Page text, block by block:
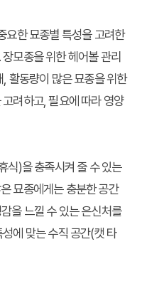
요한 묘종별 특성을 고려한
모종을 위한 헤어볼 관리
활동량이 많은 묘종을 위한
려하고, 필요에 따라 영양
식)을 충족시켜 줄 수 있는
묘종에게는 충분한 공간
을 느낄 수 있는 은신처를
에 맞는 수직 공간(캣 타